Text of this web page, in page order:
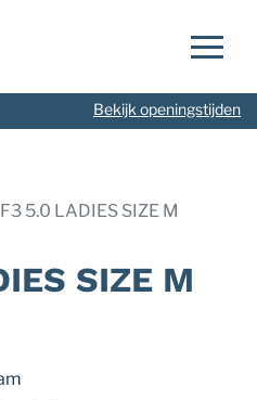
Bekijk openingstijden
5.0 LADIES SIZE M
SIZE M